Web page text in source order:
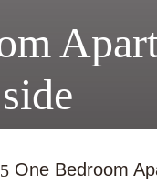
5 One Bedroom